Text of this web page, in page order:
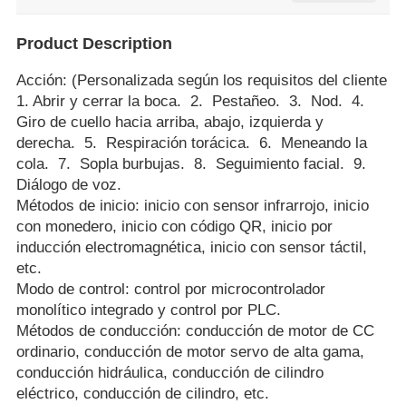
Product Description
Acción: (Personalizada según los requisitos del cliente
1. Abrir y cerrar la boca. 2. Pestañeo. 3. Nod. 4.
Giro de cuello hacia arriba, abajo, izquierda y
derecha. 5. Respiración torácica. 6. Meneando la
cola. 7. Sopla burbujas. 8. Seguimiento facial. 9.
Diálogo de voz.
Métodos de inicio: inicio con sensor infrarrojo, inicio
con monedero, inicio con código QR, inicio por
inducción electromagnética, inicio con sensor táctil,
etc.
Modo de control: control por microcontrolador
monolítico integrado y control por PLC.
Métodos de conducción: conducción de motor de CC
ordinario, conducción de motor servo de alta gama,
conducción hidráulica, conducción de cilindro
eléctrico, conducción de cilindro, etc.